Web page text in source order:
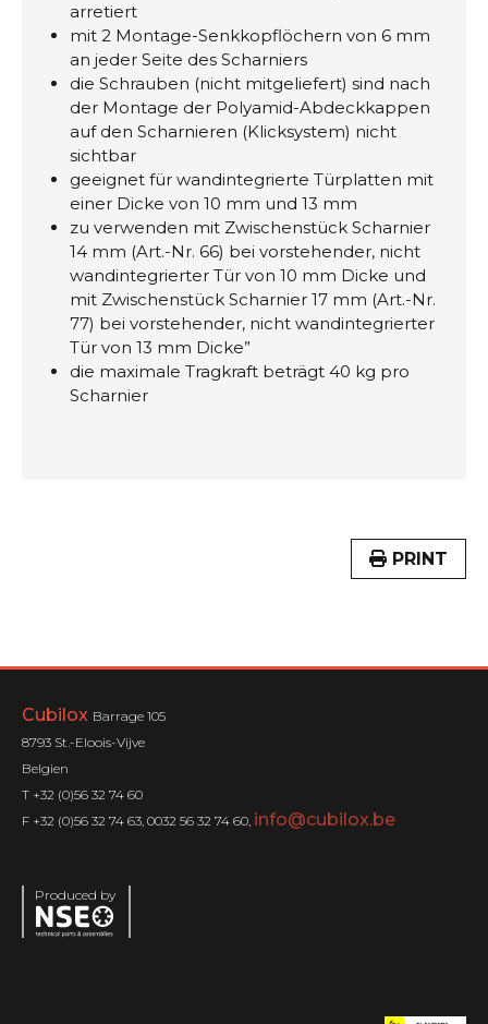
arretiert
mit 2 Montage-Senkkopflöchern von 6 mm
an jeder Seite des Scharniers
die Schrauben (nicht mitgeliefert) sind nach
der Montage der Polyamid-Abdeckkappen
auf den Scharnieren (Klicksystem) nicht
sichtbar
geeignet für wandintegrierte Türplatten mit
einer Dicke von 10 mm und 13 mm
zu verwenden mit Zwischenstück Scharnier
14 mm (Art.-Nr. 66) bei vorstehender, nicht
wandintegrierter Tür von 10 mm Dicke und
mit Zwischenstück Scharnier 17 mm (Art.-Nr.
77) bei vorstehender, nicht wandintegrierter
Tür von 13 mm Dicke”
die maximale Tragkraft beträgt 40 kg pro
Scharnier
PRINT
Cubilox Barrage 105
8793 St.-Eloois-Vijve
Belgien
T +32 (0)56 32 74 60
F +32 (0)56 32 74 63, 0032 56 32 74 60, info@cubilox.be
Produced by